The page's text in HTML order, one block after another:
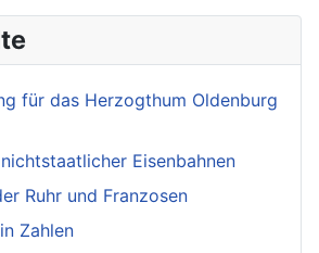
für das Herzogthum Oldenburg
Eisenbahnen
Ruhr und Franzosen
Zahlen